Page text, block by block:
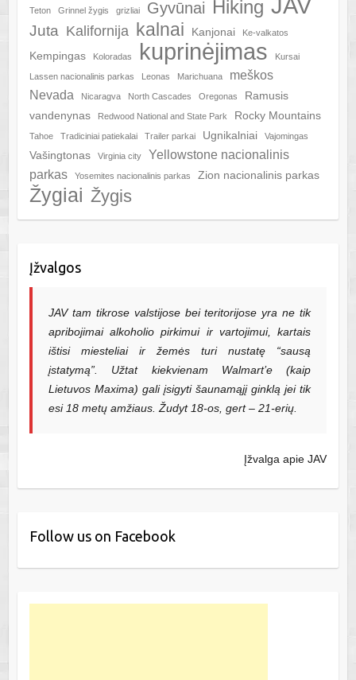
Teton Grinnel žygis grizliai Gyvūnai Hiking JAV
Juta Kalifornija kalnai Kanjonai Ke-valkatos
Kempingas Koloradas kuprinėjimas Kursai
Lassen nacionalinis parkas Leonas Marichuana
meškos
Nevada
Nicaragva North Cascades Oregonas
Ramusis
vandenynas
Redwood National and State Park Rocky Mountains
Tahoe Tradiciniai patiekalai Trailer parkai Ugnikalniai Vajomingas
Vašingtonas Virginia city
Yellowstone nacionalinis
parkas
Yosemites nacionalinis parkas Zion nacionalinis parkas
Žygiai Žygis
Įžvalgos
JAV tam tikrose valstijose bei teritorijose yra ne tik
apribojimai alkoholio pirkimui ir vartojimui, kartais
ištisi miesteliai ir žemės turi nustatę “sausą
įstatymą”. Užtat kiekvienam Walmart’e (kaip
Lietuvos Maxima) gali įsigyti šaunamąjį ginklą jei tik
esi 18 metų amžiaus. Žudyt 18-os, gert – 21-erių.
Įžvalga apie JAV
Follow us on Facebook